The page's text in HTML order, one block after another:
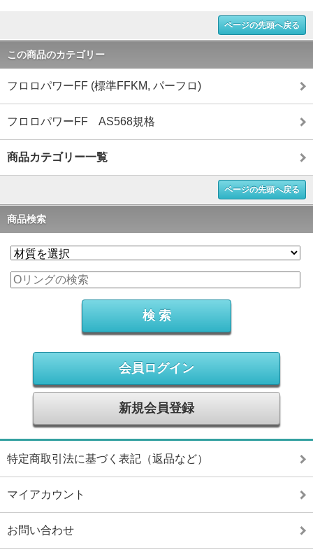
ページの先頭へ戻る
この商品のカテゴリー
フロロパワーFF (標準FFKM, パーフロ)
フロロパワーFF AS568規格
商品カテゴリー一覧
ページの先頭へ戻る
商品検索
会員ログイン
新規会員登録
特定商取引法に基づく表記（返品など）
マイアカウント
お問い合わせ